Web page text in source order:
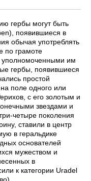
гербы могут быть
появившиеся в
обычая употреблять
по грамоте
уполномоченными им
гербы, появившиеся
простой
поле одного или
с его золотым и
звездами и
четыре поколения
ставили в центр
в геральдике
основателей
мужеством и
в
к категории Uradel